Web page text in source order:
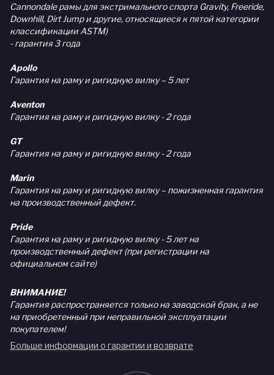
Cannondale рамы для экстримального спорта Gravity, Freeride,
Downhill, Dirt Jump и другие, относящиеся к пятой категории
классификации ASTM)
- гарантия 3 года
Apollo
Гарантия на раму и ригидную вилку – 5 лет
Aventon
Гарантия на раму и ригидную вилку - 2 года
GT
Гарантия на раму и ригидную вилку - 2 года
Marin
Гарантия на раму и ригидную вилку – пожизненная гарантия
на производственный дефект.
Pride
Гарантия на раму и ригидную вилку - 5 лет на
производственный дефект (при регистрации на
официальном сайте)
ВНИМАНИЕ!
Гарантия распространяется только на заводской брак, а не
на приобретенный при неправильной эксплуатации
покупателем!
Больше информации о гарантии и возврате